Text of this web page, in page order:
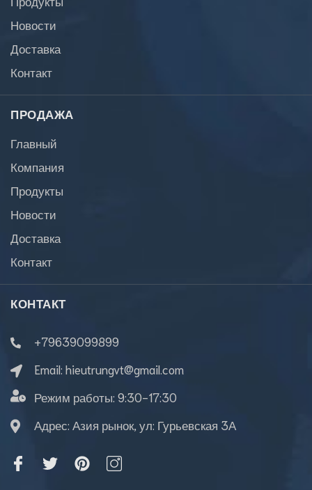
Новости
Доставка
Контакт
ПРОДАЖА
Главный
Компания
Продукты
Новости
Доставка
Контакт
КОНТАКТ
+79639099899
Email: hieutrungvt@gmail.com
Режим работы: 9:30-17:30
Адрес: Азия рынок, ул: Гурьевская 3А